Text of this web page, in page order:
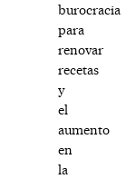
burocracia
para
renovar
recetas
y
el
aumento
en
la